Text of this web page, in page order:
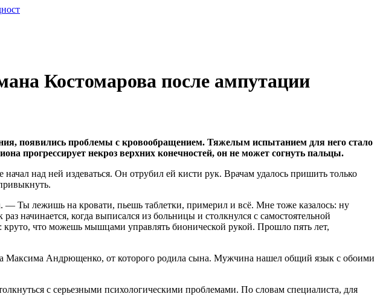
Костомарова после ампутации
появились проблемы с кровообращением. Тяжелым испытанием для него стало
прогрессирует некроз верхних конечностей, он не может согнуть пальцы.
над ней издеваться. Он отрубил ей кисти рук. Врачам удалось пришить только
Ты лежишь на кровати, пьешь таблетки, примерил и всё. Мне тоже казалось: ну
начинается, когда выписался из больницы и столкнулся с самостоятельной
что можешь мышцами управлять бионической рукой. Прошло пять лет,
Максима Андрющенко, от которого родила сына. Мужчина нашел общий язык с обоими
с серьезными психологическими проблемами. По словам специалиста, для